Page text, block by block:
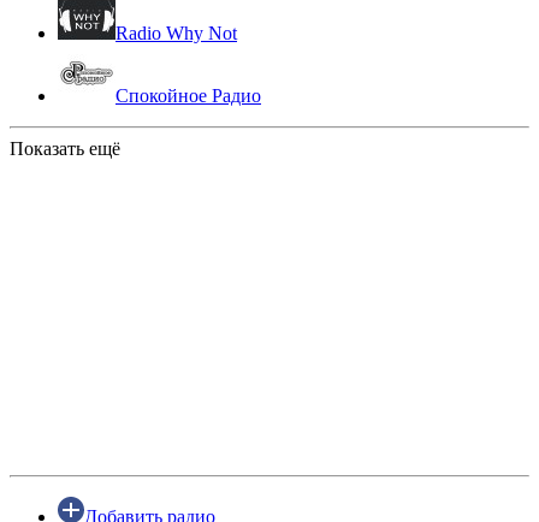
Radio Why Not
Спокойное Радио
Показать ещё
Добавить радио